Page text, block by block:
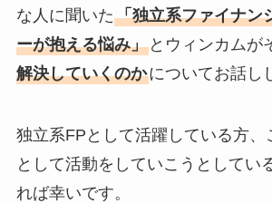
な人に聞いた「独立系ファイナン
ーが抱える悩み」とウィンカムが
解決していくのかについてお話し
独立系FPとして活躍している方、
として活動をしていこうとしてい
れば幸いです。